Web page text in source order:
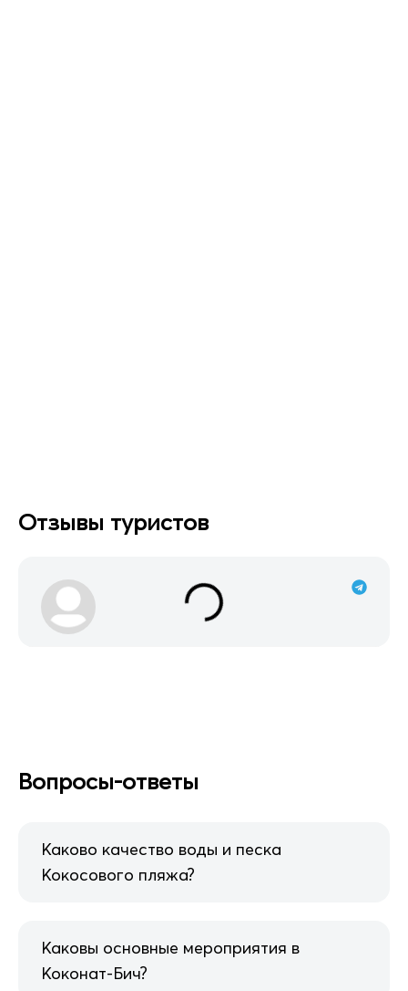
Отзывы туристов
Вопросы-ответы
Каково качество воды и песка
Кокосового пляжа?
Каковы основные мероприятия в
Коконат-Бич?